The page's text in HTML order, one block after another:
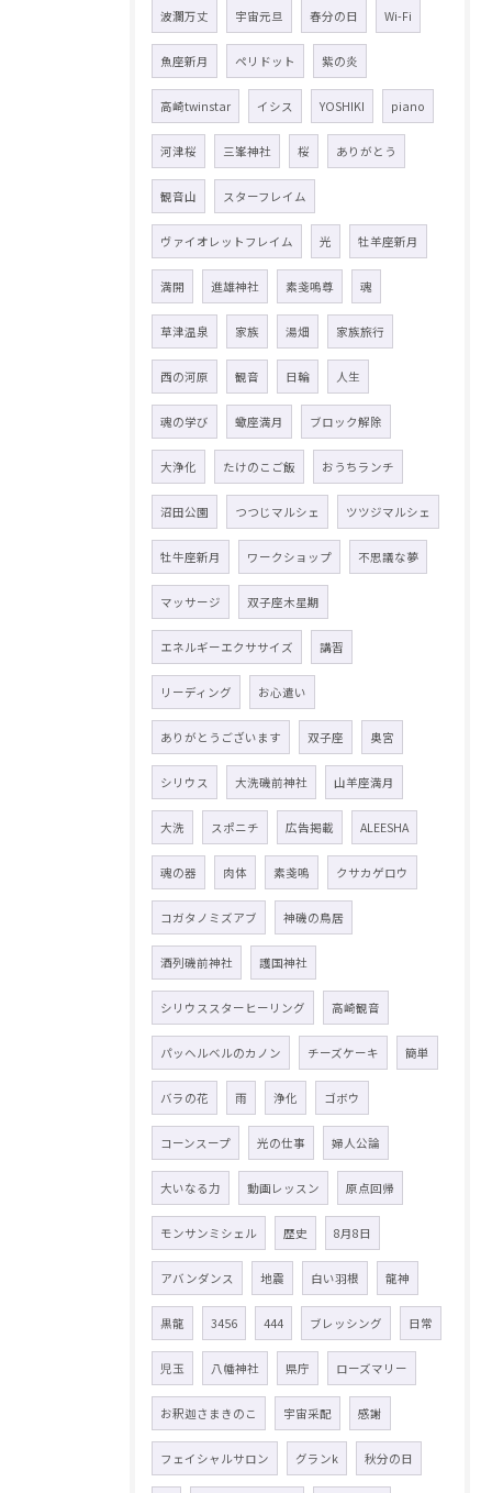
波瀾万丈 宇宙元旦 春分の日 Wi-Fi
魚座新月 ペリドット 紫の炎
高崎twinstar イシス YOSHIKI piano
河津桜 三峯神社 桜 ありがとう
観音山 スターフレイム
ヴァイオレットフレイム 光 牡羊座新月
満開 進雄神社 素戔嗚尊 魂
草津温泉 家族 湯畑 家族旅行
西の河原 観音 日輪 人生
魂の学び 蠍座満月 ブロック解除
大浄化 たけのこご飯 おうちランチ
沼田公園 つつじマルシェ ツツジマルシェ
牡牛座新月 ワークショップ 不思議な夢
マッサージ 双子座木星期
エネルギーエクササイズ 講習
リーディング お心遣い
ありがとうございます 双子座 奥宮
シリウス 大洗磯前神社 山羊座満月
大洗 スポニチ 広告掲載 ALEESHA
魂の器 肉体 素戔嗚 クサカゲロウ
コガタノミズアブ 神磯の鳥居
酒列磯前神社 護国神社
シリウススターヒーリング 高崎観音
パッヘルベルのカノン チーズケーキ 簡単
バラの花 雨 浄化 ゴボウ
コーンスープ 光の仕事 婦人公論
大いなる力 動画レッスン 原点回帰
モンサンミシェル 歴史 8月8日
アバンダンス 地震 白い羽根 龍神
黒龍 3456 444 ブレッシング 日常
児玉 八幡神社 県庁 ローズマリー
お釈迦さまきのこ 宇宙采配 感謝
フェイシャルサロン グランk 秋分の日